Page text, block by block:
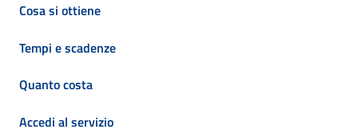
Cosa si ottiene
Tempi e scadenze
Quanto costa
Accedi al servizio